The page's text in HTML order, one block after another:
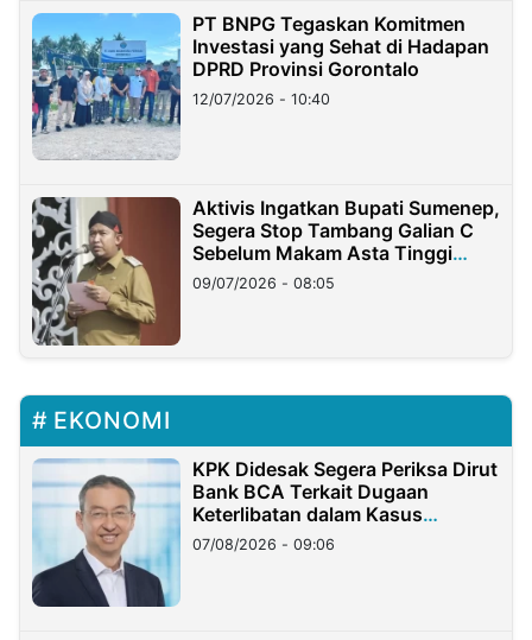
PT BNPG Tegaskan Komitmen
Investasi yang Sehat di Hadapan
DPRD Provinsi Gorontalo
12/07/2026 - 10:40
Aktivis Ingatkan Bupati Sumenep,
Segera Stop Tambang Galian C
Sebelum Makam Asta Tinggi
Longsor
09/07/2026 - 08:05
EKONOMI
KPK Didesak Segera Periksa Dirut
Bank BCA Terkait Dugaan
Keterlibatan dalam Kasus
Hilangnya Dana Nasabah Rp2,58
Miliar
07/08/2026 - 09:06